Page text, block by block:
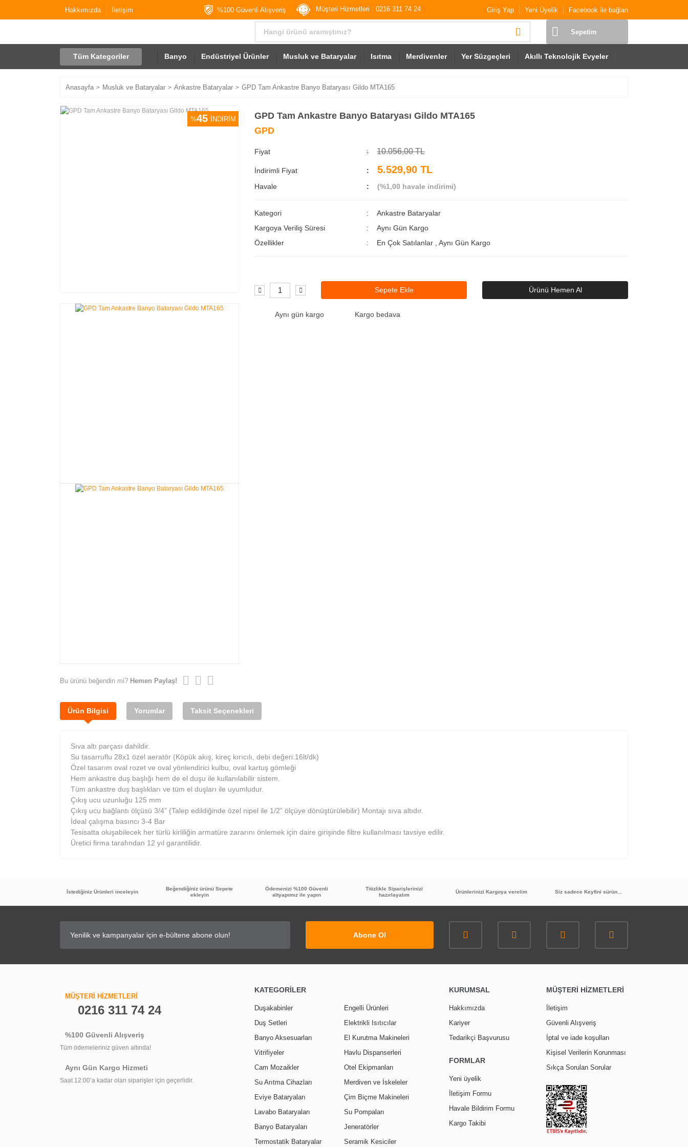
Hakkımızda İletişim %100 Güvenli Alışveriş Müşteri Hizmetleri : 0216 311 74 24 Giriş Yap Yeni Üyelik Facebook ile bağlan
Sepetim
Tüm Kategoriler Banyo Endüstriyel Ürünler Musluk ve Bataryalar Isıtma Merdivenler Yer Süzgeçleri Akıllı Teknolojik Evyeler
Anasayfa Musluk ve Bataryalar Ankastre Bataryalar GPD Tam Ankastre Banyo Bataryası Gildo MTA165
%45 İNDİRİM
Bu ürünü beğendin mi? Hemen Paylaş!
GPD Tam Ankastre Banyo Bataryası Gildo MTA165
GPD
Fiyat 10.056,00 TL
İndirimli Fiyat 5.529,90 TL
Havale (%1,00 havale indirimi)
Kategori
Ankastre Bataryalar
Kargoya Veriliş Süresi
Aynı Gün Kargo
Özellikler
En Çok Satılanlar Aynı Gün Kargo
Sepete Ekle Ürünü Hemen Al
Aynı gün kargo Kargo bedava
Ürün Bilgisi Yorumlar Taksit Seçenekleri
Sıva altı parçası dahildir.
Su tasarruflu 28x1 özel aeratör (Köpük akış, kireç kırıcılı, debi değeri:16lt/dk)
Özel tasarım oval rozet ve oval yönlendirici kulbu, oval kartuş gömleği
Hem ankastre duş başlığı hem de el duşu ile kullanılabilir sistem.
Tüm ankastre duş başlıkları ve tüm el duşları ile uyumludur.
Çıkış ucu uzunluğu 125 mm
Çıkış ucu bağlantı ölçüsü 3/4” (Talep edildiğinde özel nipel ile 1/2” ölçüye dönüştürülebilir) Montajı sıva altıdır.
İdeal çalışma basıncı 3-4 Bar
Tesisatta oluşabilecek her türlü kirliliğin armatüre zararını önlemek için daire girişinde filtre kullanılması tavsiye edilir.
Üretici firma tarafından 12 yıl garantilidir.
Bu ürüne ilk yorumu siz yapın!
Yorum Yaz
İstediğiniz Ürünleri inceleyin
Beğendiğiniz ürünü Sepete
ekleyin
Ödemenizi %100 Güvenli
altyapımız ile yapın
Titizlikle Siparişlerinizi
hazırlayalım
Ürünlerinizi Kargoya verelim Siz sadece Keyfini sürün...
Abone Ol
MÜŞTERİ HİZMETLERİ
0216 311 74 24
%100 Güvenli Alışveriş
Tüm ödemeleriniz güven altında!
Aynı Gün Kargo Hizmeti
Saat 12:00’a kadar olan siparişler için geçerlidir.
KATEGORİLER
Duşakabinler
Duş Setleri
Banyo Aksesuarları
Vitrifiyeler
Cam Mozaikler
Su Arıtma Cihazları
Eviye Bataryaları
Lavabo Bataryaları
Banyo Bataryaları
Termostatik Bataryalar
Engelli Ürünleri
Elektrikli Isıtıcılar
El Kurutma Makineleri
Havlu Dispanserleri
Otel Ekipmanları
Merdiven ve İskeleler
Çim Biçme Makineleri
Su Pompaları
Jeneratörler
Seramik Kesiciler
KURUMSAL
Hakkımızda
Kariyer
Tedarikçi Başvurusu
FORMLAR
Yeni üyelik
İletişim Formu
Havale Bildirim Formu
Kargo Takibi
MÜŞTERİ HİZMETLERİ
İletişim
Güvenli Alışveriş
İptal ve iade koşulları
Kişisel Verilerin Korunması
Sıkça Sorulan Sorular